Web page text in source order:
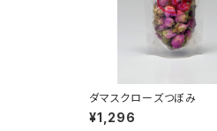
ダマスクローズつぼみ
¥1,296